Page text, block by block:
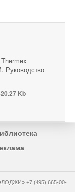
Руководство
Kb
+7 (495) 665-00-